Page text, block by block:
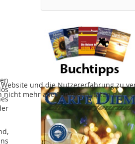
und die Nutzererfahrung zu
nicht mehr alle Funktionalitäten der